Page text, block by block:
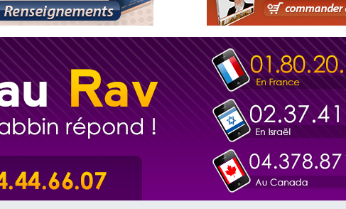
: pauvres d'Israel
: Le Chabbath et le Birkat Hamazone à travers le temps